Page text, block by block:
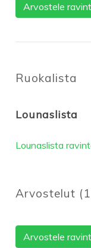
Arvostele
Ruokalista
Lounaslista
Lounaslista
Arvostelut (
Arvostele